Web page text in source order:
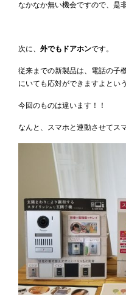
なかなか無い機会ですので、是
次に、 外でもドアホンです。
従来までの新製品は、電話の子
にいても応対ができますよとい
今回のものは違います！！
なんと、スマホと連動させてス